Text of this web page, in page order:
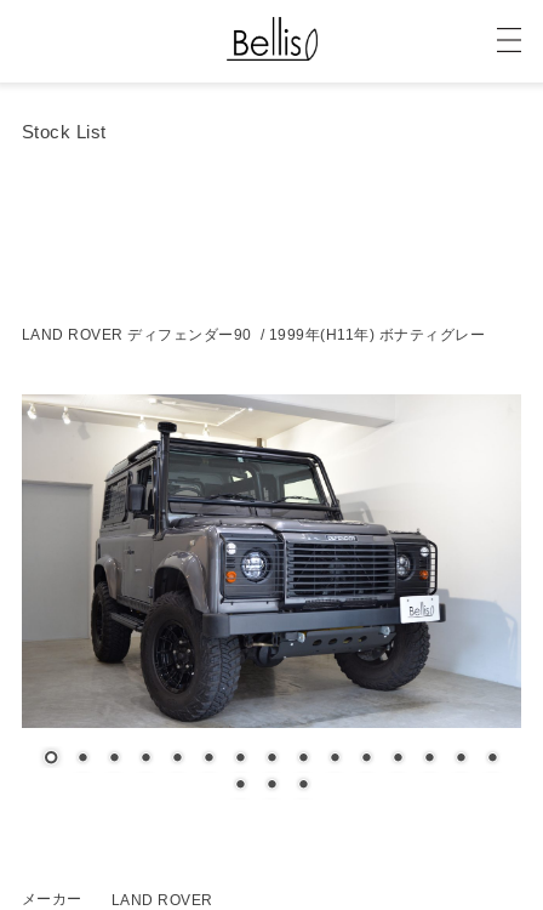
Stock List
LAND ROVER ディフェンダー90 / 1999年(H11年) ボナティグレー
メーカー
LAND ROVER